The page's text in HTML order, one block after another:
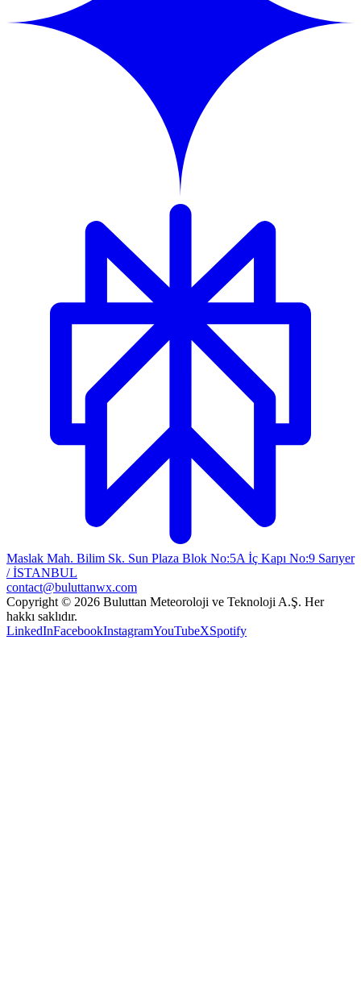
Maslak Mah. Bilim Sk. Sun Plaza Blok No:5A İç Kapı No:9 Sarıyer
/ İSTANBUL
contact@buluttanwx.com
Copyright © 2026 Buluttan Meteoroloji ve Teknoloji A.Ş. Her
hakkı saklıdır.
LinkedInFacebookInstagramYouTubeXSpotify